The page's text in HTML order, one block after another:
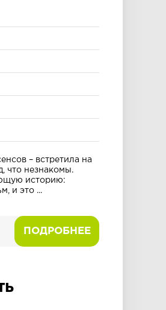
– встретила на
что незнакомы.
историю:
и это ...
ПОДРОБНЕЕ